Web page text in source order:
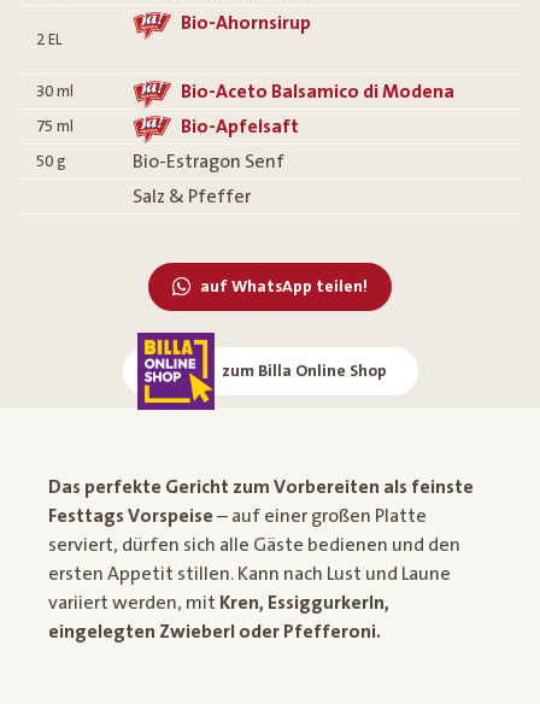
2 EL
Bio-Ahornsirup
30 ml Bio-Aceto Balsamico di Modena
75 ml Bio-Apfelsaft
50 g
Bio-Estragon Senf
Salz & Pfeffer
auf WhatsApp teilen!
zum Billa Online Shop
Das perfekte Gericht zum Vorbereiten als feinste
Festtags Vorspeise – auf einer großen Platte
serviert, dürfen sich alle Gäste bedienen und den
ersten Appetit stillen. Kann nach Lust und Laune
variiert werden, mit Kren, Essiggurkerln,
eingelegten Zwieberl oder Pfefferoni.